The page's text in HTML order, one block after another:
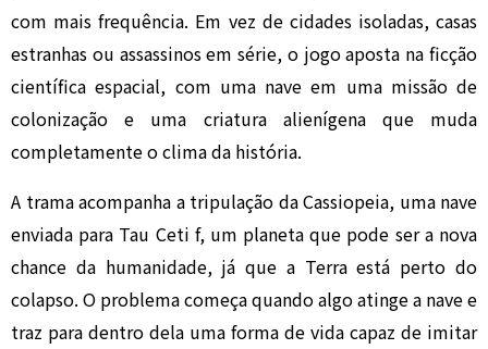
com mais frequência. Em vez de cidades isoladas, casas
estranhas ou assassinos em série, o jogo aposta na ficção
científica espacial, com uma nave em uma missão de
colonização e uma criatura alienígena que muda
completamente o clima da história.
A trama acompanha a tripulação da Cassiopeia, uma nave
enviada para Tau Ceti f, um planeta que pode ser a nova
chance da humanidade, já que a Terra está perto do
colapso. O problema começa quando algo atinge a nave e
traz para dentro dela uma forma de vida capaz de imitar